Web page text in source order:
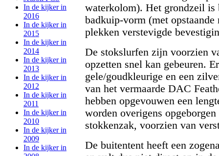
In de kijker in
2016
In de kijker in
2015
In de kijker in
2014
In de kijker in
2013
In de kijker in
2012
In de kijker in
2011
In de kijker in
2010
In de kijker in
2009
In de kijker in
waterkolom). Het grondzeil is
badkuip-vorm (met
plekken verstevigde
De stokslurfen zijn voorzien
opzetten snel kan gebeuren.
gele/goudkleurige en een
van het vermaarde DAC
hebben opgevouwen een
worden overigens
stokkenzak, voorzien van
De buitentent heeft een